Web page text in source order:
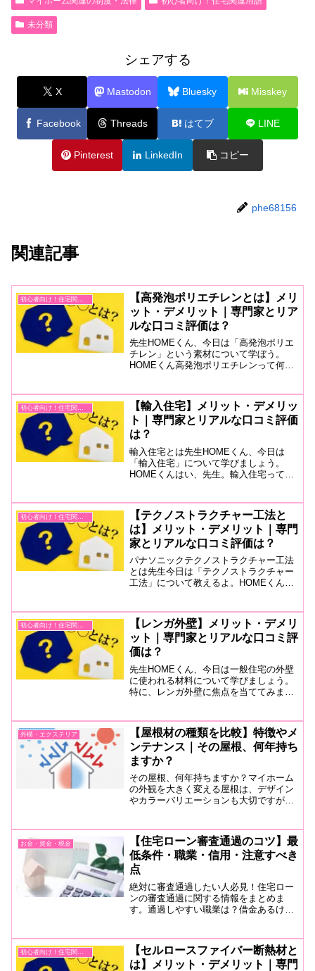
未分類
シェアする
X Mastodon Bluesky Misskey
Facebook Threads はてブ LINE
Pinterest LinkedIn コピー
phe68156
関連記事
【高発泡ポリエチレンとは】メリ
ット・デメリット｜専門家とリア
ルな口コミ評価は？
先生HOMEくん、今日は「高発泡ポリエ
チレン」という素材について学ぼう。
HOMEくん高発泡ポリエチレンって何で
で、非常に軽くて柔軟性がある素材だ
よ。この素材の最大の特徴...
初心者向け！住宅関連用語
【輸入住宅】メリット・デメリッ
ト｜専門家とリアルな口コミ評価
は？
輸入住宅とは先生HOMEくん、今日は
「輸入住宅」について学びましょう。
HOMEくんはい、先生。輸入住宅って何
宅のことです。外観や内装に独特のデザ
イン性があり、高い断熱性...
【テクノストラクチャー工法と
は】メリット・デメリット｜専門
家とリアルな口コミ評価は？
パナソニックテクノストラクチャー工法
とは先生今日は「テクノストラクチャー
工法」について教えるよ。HOMEくんテ
で、木材と鉄の複合梁「テクノビーム」
を使用して、地震や災害に...
初心者向け！住宅関連用語
【レンガ外壁】メリット・デメリ
ット｜専門家とリアルな口コミ評
価は？
先生HOMEくん、今日は一般住宅の外壁
に使われる材料について学びましょう。
特に、レンガ外壁に焦点を当ててみまし
レンガ外壁はデザイン性だけじゃなく、
多くのメリットがある...
外構・エクステリア
【屋根材の種類を比較】特徴やメ
ンテナンス｜その屋根、何年持ち
ますか？
その屋根、何年持ちますか？マイホーム
の外観を大きく変える屋根は、デザイン
やカラーバリエーションも大切ですが、
ナンスコストも意識して選びましょう。
お金・資金・税金
【住宅ローン審査通過のコツ】最
低条件・職業・信用・注意すべき
点
絶対に審査通過したい人必見！住宅ロー
ンの審査通過に関する情報をまとめま
す。通過しやすい職業は？借金あるけど
トカードに注意。過去の自分の信用が審
査に影響！
初心者向け！住宅関連用語
【セルロースファイバー断熱材と
は】メリット・デメリット｜専門